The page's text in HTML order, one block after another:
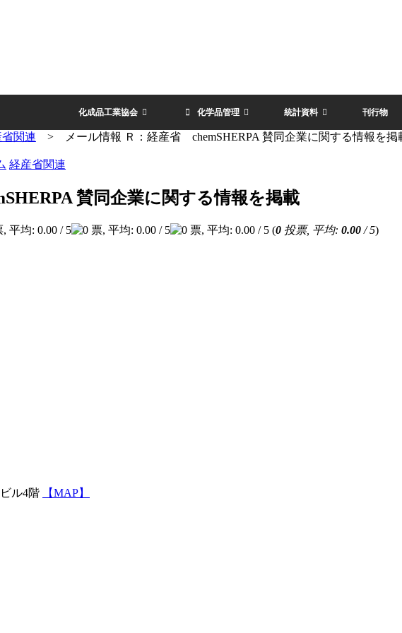
化成品工業協会 化学品管理 統計資料 刊行物
関連 >
メール情報 Ｒ：経産省 chemSHERPA 賛同企業に関する情報を掲
経産省関連
賛同企業に関する情報を掲載
(0 投票, 平均: 0.00 / 5)
ル4階 【MAP】